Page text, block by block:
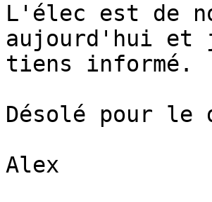
L'élec est de
aujourd'hui et
tiens informé.
Désolé pour le
Alex